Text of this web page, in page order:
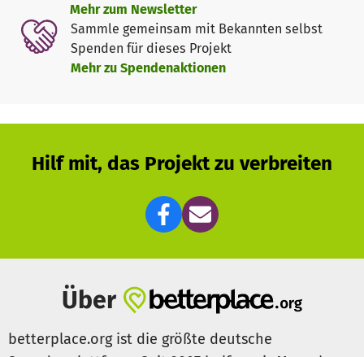
- Wie kann ich einfache Gerichte schnell selber machen?
- Muss ich für einen Pudding auf Fertigprodukte
zurückgreifen oder ist es einfacher selbst gemacht?
Diesen Fragen wollen wir uns gemeinsam mit Kindern aus
Chemnitz und Sachsen für ein Jahr lang stellen, dafür
brauchen wir Ihre Unterstützung. Begleitet wird das
Projekt im Kontext von vielen weiteren Aktionen und einer
bleibt, sondern ganz aktiv um Wissen geht, dafür brauchen
wir Ihre Hilfe.
Mehr zum Newsletter
Sammle gemeinsam mit Bekannten selbst
Spenden für dieses Projekt
Mehr zu Spendenaktionen
Hilf mit, das Projekt zu verbreiten
Über
betterplace.org ist die größte deutsche